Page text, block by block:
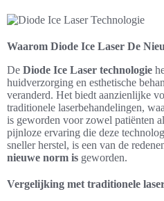
Waarom Diode Ice Laser De
De Diode Ice Laser technologie
huidverzorging en esthetische
veranderd. Het biedt aanzienlijke
traditionele laserbehandelingen,
is geworden voor zowel patiënten
pijnloze ervaring die deze
sneller herstel, is een van de
nieuwe norm is geworden.
Vergelijking met traditionele